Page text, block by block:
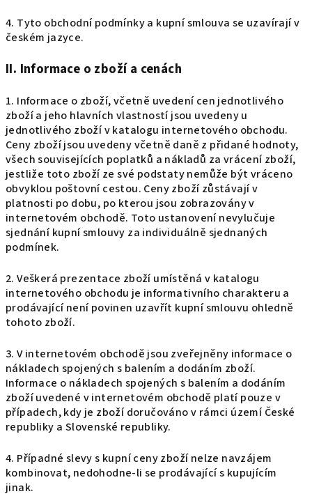
4. Tyto obchodní podmínky a kupní smlouva se uzavírají v
českém jazyce.
II. Informace o zboží a cenách
1. Informace o zboží, včetně uvedení cen jednotlivého
zboží a jeho hlavních vlastností jsou uvedeny u
jednotlivého zboží v katalogu internetového obchodu.
Ceny zboží jsou uvedeny včetně daně z přidané hodnoty,
všech souvisejících poplatků a nákladů za vrácení zboží,
jestliže toto zboží ze své podstaty nemůže být vráceno
obvyklou poštovní cestou. Ceny zboží zůstávají v
platnosti po dobu, po kterou jsou zobrazovány v
internetovém obchodě. Toto ustanovení nevylučuje
sjednání kupní smlouvy za individuálně sjednaných
podmínek.
2. Veškerá prezentace zboží umístěná v katalogu
internetového obchodu je informativního charakteru a
prodávající není povinen uzavřít kupní smlouvu ohledně
tohoto zboží.
3. V internetovém obchodě jsou zveřejněny informace o
nákladech spojených s balením a dodáním zboží.
Informace o nákladech spojených s balením a dodáním
zboží uvedené v internetovém obchodě platí pouze v
případech, kdy je zboží doručováno v rámci území České
republiky a Slovenské republiky.
4. Případné slevy s kupní ceny zboží nelze navzájem
kombinovat, nedohodne-li se prodávající s kupujícím
jinak.